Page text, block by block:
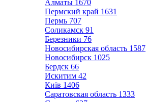
Алматы 1670
Пермский край 1631
Пермь 707
Соликамск 91
Березники 76
Новосибирская область 1587
Новосибирск 1025
Бердск 66
Искитим 42
Київ 1406
Саратовская область 1333